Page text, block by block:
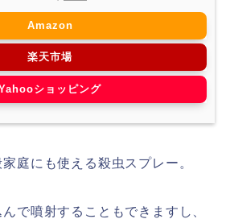
Amazon
楽天市場
ショッピング
庭にも使える殺虫スプレー。
で噴射することもできますし、